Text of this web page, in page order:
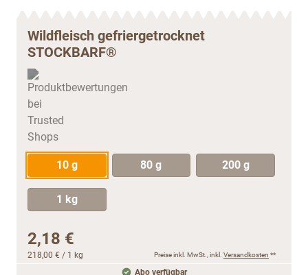
Wildfleisch gefriergetrocknet
STOCKBARF®
10 g 80 g 200 g
1 kg
2,18 €
218,00 € / 1 kg Preise inkl. MwSt., inkl. Versandkosten **
Abo verfügbar